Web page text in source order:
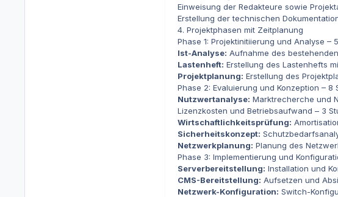
Einweisung der Redakteure sowie
Erstellung der technischen
4. Projektphasen mit Zeitplanung
Phase 1: Projektinitiierung und Analyse –
Ist-Analyse: Aufnahme des
Lastenheft: Erstellung des Lastenhefts
Projektplanung: Erstellung des
Phase 2: Evaluierung und Konzeption – 8
Nutzwertanalyse: Marktrecherche und
Lizenzkosten und Betriebsaufwand – 3
Wirtschaftlichkeitsprüfung:
Sicherheitskonzept:
Netzwerkplanung: Planung des
Phase 3: Implementierung und
Serverbereitstellung: Installation und
CMS-Bereitstellung: Aufsetzen und
Netzwerk-Konfiguration: Switch-